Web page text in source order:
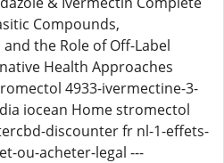
Compounds,
the Role of Off-Label
Health Approaches
4933-ivermectine-3-
iocean Home stromectol
discounter fr nl-1-effets-
ou-acheter-legal ---